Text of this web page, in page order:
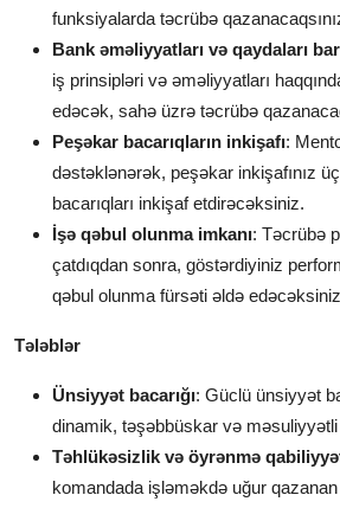
funksiyalarda təcrübə
Bank əməliyyatları və qaydaları
iş prinsipləri və əməliyyatları
edəcək, sahə üzrə təcrübə
Peşəkar bacarıqların inkişafı:
dəstəklənərək, peşəkar inkişafınız
bacarıqları inkişaf etdirəcəksiniz.
İşə qəbul olunma imkanı: Təcrübə
çatdıqdan sonra, göstərdiyiniz
qəbul olunma fürsəti əldə
Tələblər
Ünsiyyət bacarığı: Güclü ünsiyyət
dinamik, təşəbbüskar və məsuliyyətli
Təhlükəsizlik və öyrənmə
komandada işləməkdə uğur